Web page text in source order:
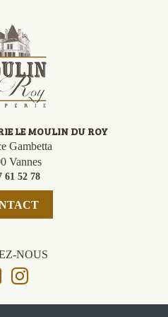
LE MOULIN DU ROY
Gambetta
Vannes
61 52 78
NOUS